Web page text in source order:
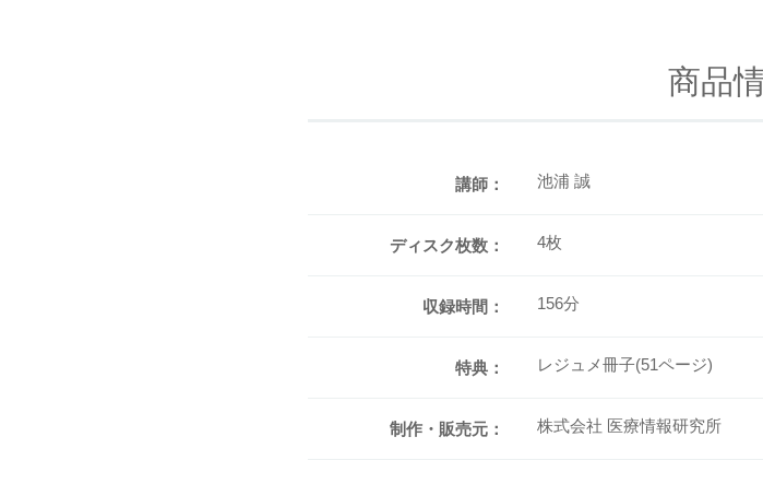
商品
講師： 池浦 誠
ディスク枚数： 4枚
収録時間： 156分
特典： レジュメ冊子(51ページ)
制作・販売元： 株式会社 医療情報研究所